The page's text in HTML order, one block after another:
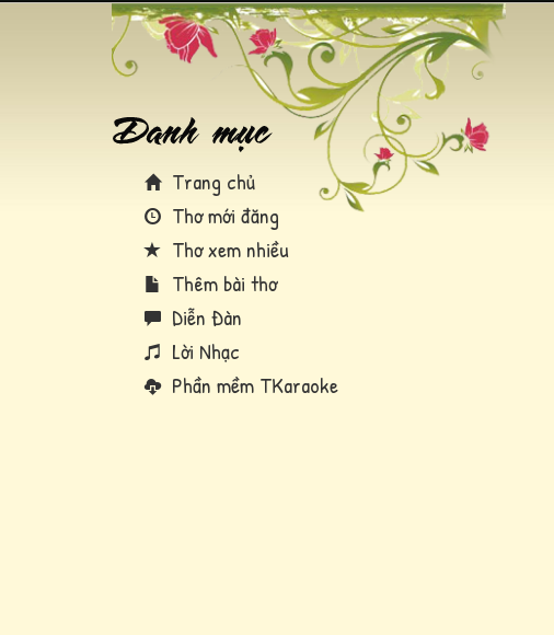
Trang chủ
Thơ mới đăng
Thơ xem nhiều
Thêm bài thơ
Diễn Đàn
Lời Nhạc
Phần mềm TKaraoke